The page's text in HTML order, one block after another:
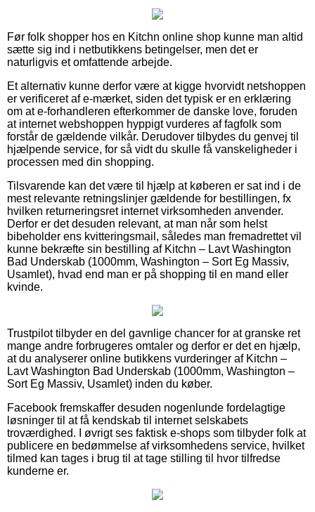
Før folk shopper hos en Kitchn online shop kunne man altid
sætte sig ind i netbutikkens betingelser, men det er
naturligvis et omfattende arbejde.
Et alternativ kunne derfor være at kigge hvorvidt netshoppen
er verificeret af e-mærket, siden det typisk er en erklæring
om at e-forhandleren efterkommer de danske love, foruden
at internet webshoppen hyppigt vurderes af fagfolk som
forstår de gældende vilkår. Derudover tilbydes du genvej til
hjælpende service, for så vidt du skulle få vanskeligheder i
processen med din shopping.
Tilsvarende kan det være til hjælp at køberen er sat ind i de
mest relevante retningslinjer gældende for bestillingen, fx
hvilken returneringsret internet virksomheden anvender.
Derfor er det desuden relevant, at man når som helst
bibeholder ens kvitteringsmail, således man fremadrettet vil
kunne bekræfte sin bestilling af Kitchn – Lavt Washington
Bad Underskab (1000mm, Washington – Sort Eg Massiv,
Usamlet), hvad end man er på shopping til en mand eller
kvinde.
Trustpilot tilbyder en del gavnlige chancer for at granske ret
mange andre forbrugeres omtaler og derfor er det en hjælp,
at du analyserer online butikkens vurderinger af Kitchn –
Lavt Washington Bad Underskab (1000mm, Washington –
Sort Eg Massiv, Usamlet) inden du køber.
Facebook fremskaffer desuden nogenlunde fordelagtige
løsninger til at få kendskab til internet selskabets
troværdighed. I øvrigt ses faktisk e-shops som tilbyder folk at
publicere en bedømmelse af virksomhedens service, hvilket
tilmed kan tages i brug til at tage stilling til hvor tilfredse
kunderne er.